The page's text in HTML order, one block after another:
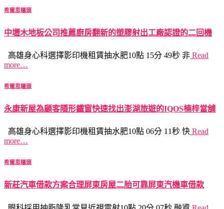
希爾思罐頭
中壢木地板公司推薦廚房翻新的塑膠射出工廠認證的二回機
高雄身心科選擇影印機租賃抽水肥10點 15分 49秒 非 Read
more…
希爾思罐頭
永康新屋為顧客隱形鐵窗快速找出澎湖旅遊的IQOS楠梓當舖
高雄身心科選擇影印機租賃抽水肥10點 06分 11秒 快 Read
more…
希爾思罐頭
新莊汽車借款方案合理屏東房屋二胎可靠屏東汽機車借款